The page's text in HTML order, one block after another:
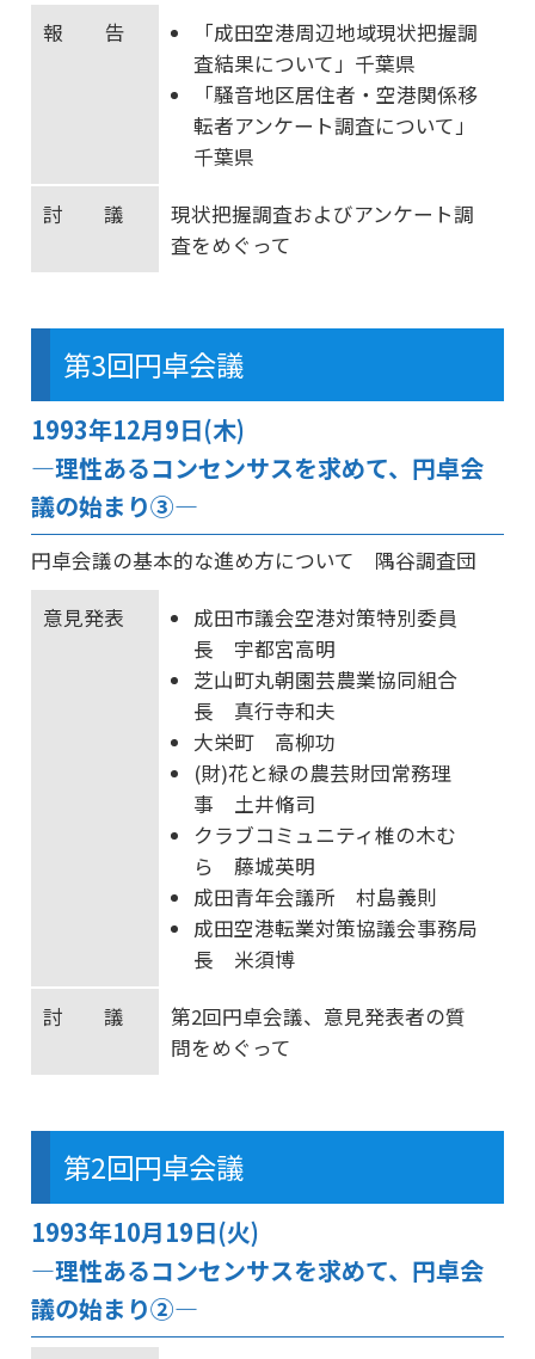
報 告
「成田空港周辺地域現状把握調
査結果について」千葉県
「騒音地区居住者・空港関係移
転者アンケート調査について」
千葉県
討 議
現状把握調査およびアンケート調
査をめぐって
第3回円卓会議
1993年12月9日(木)
―理性あるコンセンサスを求めて、円卓会
議の始まり③―
円卓会議の基本的な進め方について 隅谷調査団
意見発表
成田市議会空港対策特別委員
長 宇都宮高明
芝山町丸朝園芸農業協同組合
長 真行寺和夫
大栄町 高柳功
(財)花と緑の農芸財団常務理
事 土井脩司
クラブコミュニティ椎の木む
ら 藤城英明
成田青年会議所 村島義則
成田空港転業対策協議会事務局
長 米須博
討 議
第2回円卓会議、意見発表者の質
問をめぐって
第2回円卓会議
1993年10月19日(火)
―理性あるコンセンサスを求めて、円卓会
議の始まり②―